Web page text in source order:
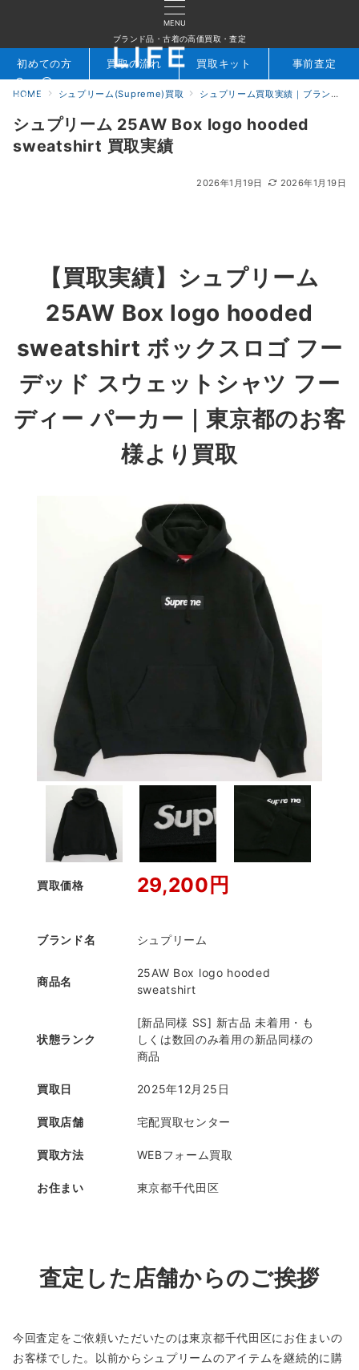
MENU
ブランド品・古着の高価買取・査定
検索 お問合せ
初めての方 買取の流れ 買取キット 事前査定
HOME シュプリーム(Supreme)買取 シュプリーム買取実績｜ブランド専門店LIFE
シュプリーム 25AW Box logo hooded
sweatshirt 買取実績
2026年1月19日 2026年1月19日
【買取実績】 シュプリーム
25AW Box logo hooded
sweatshirt ボックスロゴ フー
デッド スウェットシャツ フー
ディー パーカー ｜東京都のお客
様より買取
買取価格 29,200円
ブランド名 シュプリーム
商品名
25AW Box logo hooded
sweatshirt
状態ランク
[新品同様 SS] 新古品 未着用・も
しくは数回のみ着用の新品同様の
商品
買取日 2025年12月25日
買取店舗 宅配買取センター
買取方法 WEBフォーム買取
お住まい 東京都千代田区
査定した店舗からのご挨拶
今回査定をご依頼いただいたのは東京都千代田区にお住まいの
お客様でした。以前からシュプリームのアイテムを継続的に購